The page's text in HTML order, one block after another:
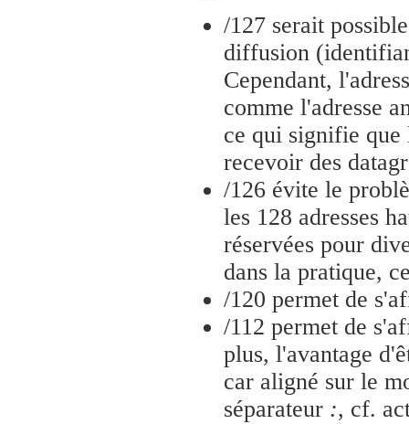
/127 serait
diffusion
Cependant,
comme l'adresse
ce qui signifie que
recevoir des
/126 évite le
les 128 adresses
réservées pour
dans la pratique,
/120 permet de
/112 permet de
plus, l'avantage
car aligné sur le
séparateur :, cf.